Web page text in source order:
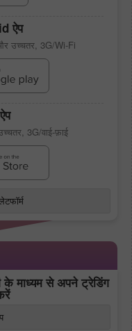
ऐप
उच्चतर, 3G/Wi-Fi
3G/वाई-फ़ाई
के माध्यम से अपने ट्रेडिंग